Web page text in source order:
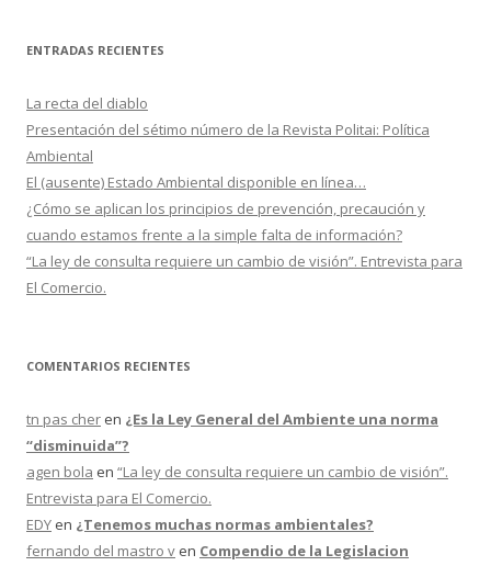
c
r
:
ENTRADAS RECIENTES
La recta del diablo
Presentación del sétimo número de la Revista Politai: Política
Ambiental
El (ausente) Estado Ambiental disponible en línea…
¿Cómo se aplican los principios de prevención, precaución y
cuando estamos frente a la simple falta de información?
“La ley de consulta requiere un cambio de visión”. Entrevista para
El Comercio.
COMENTARIOS RECIENTES
tn pas cher en ¿Es la Ley General del Ambiente una norma
“disminuida”?
agen bola en “La ley de consulta requiere un cambio de visión”.
Entrevista para El Comercio.
EDY en ¿Tenemos muchas normas ambientales?
fernando del mastro v en Compendio de la Legislacion